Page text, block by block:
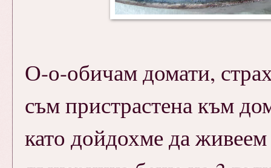
О-о-обичам домати,
съм пристрастена към
като дойдохме да